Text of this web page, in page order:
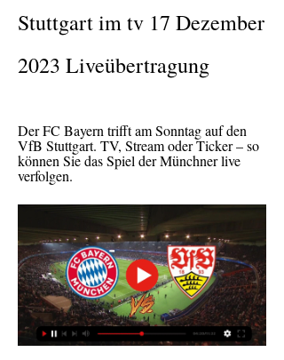
Stuttgart im tv 17 Dezember
2023 Liveübertragung
Der FC Bayern trifft am Sonntag auf den
VfB Stuttgart. TV, Stream oder Ticker – so
können Sie das Spiel der Münchner live
verfolgen.